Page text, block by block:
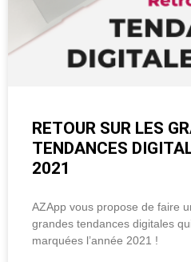
RETOUR SUR LES
TENDANCES
2021
AZApp vous propose de faire
grandes tendances digitales
marquées l’année 2021 !